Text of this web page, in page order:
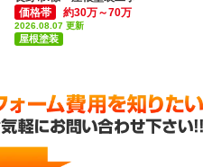
価格帯
約30万～70万
2026.08.07 更新
屋根塗装